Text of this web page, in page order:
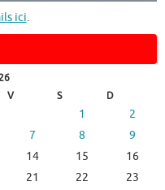
ici.
V S D
1
2
7 8
9
14 15
16
21 22
23